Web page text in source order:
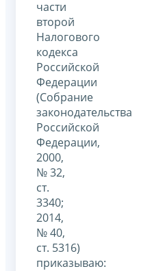
части
второй
Налогового
кодекса
Российской
Федерации
(Собрание
законодательства
Российской
Федерации,
2000,
№ 32,
ст.
3340;
2014,
№ 40,
ст. 5316)
приказываю: